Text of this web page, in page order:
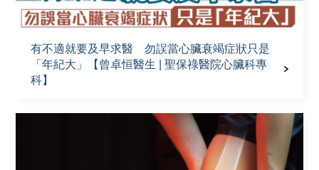
有不適就要及早求醫 勿誤當心臟衰竭症狀只是
「年紀大」【曾卓恒醫生 | 聖保祿醫院心臟科專
科】